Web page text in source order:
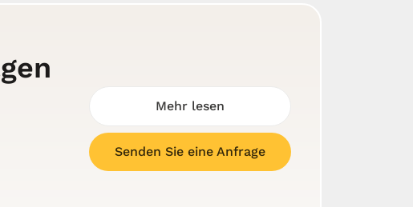
Mehr lesen
Senden Sie eine Anfrage